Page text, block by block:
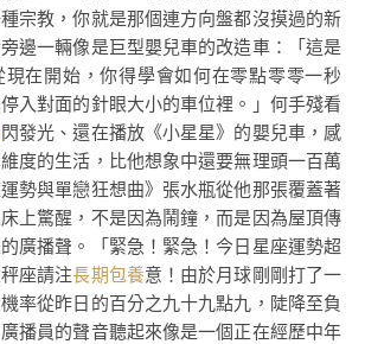
宗教，你就是那個連方向盤都沒摸過的新
邊一輛像是巨型嬰兒車的改造車：「這是
在開始，你得學會如何在零點零零一秒
入對面的針眼大小的車位裡。」何手殘看
閃發光、還在播放《小星星》的嬰兒車，感
度的生活，比他想象中還要無理頭一百萬
勢與單戀狂想曲》張水瓶從他那張覆蓋著
上驚醒，不是因為鬧鐘，而是因為屋頂傳
廣播聲。「緊急！緊急！今日星座運勢超
座請注長期包養意！由於月球剛剛打了一
率從昨日的百分之九十九點九，陡降至負
播員的聲音聽起來像是一個正在經歷中年